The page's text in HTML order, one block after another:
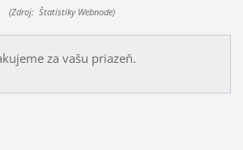
(Zdroj: Štatistiky Webnode)
za vašu priazeň.